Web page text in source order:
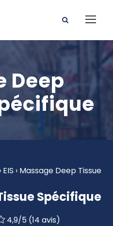
Deep
› EIS › Massage Deep Tissue
Spécifique
4,9/5 (14 avis)